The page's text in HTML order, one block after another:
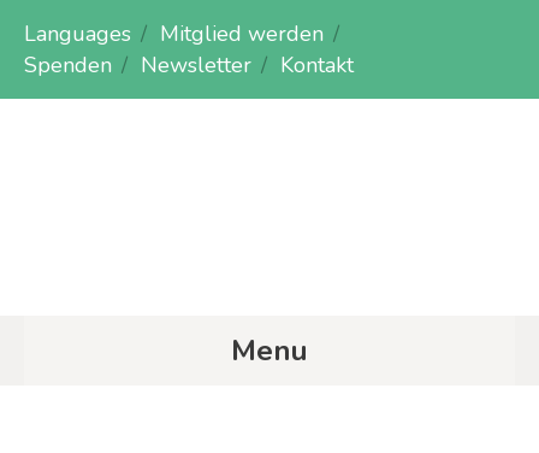
Languages
Mitglied werden
Spenden
Newsletter Kontakt
Menu